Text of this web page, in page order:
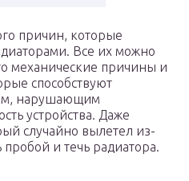
причин, которые
Все их можно
механические причины и
способствуют
нарушающим
устройства. Даже
случайно вылетел из-
и течь радиатора.